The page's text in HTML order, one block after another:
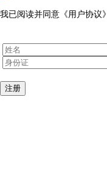
我已阅读并同意 《用户协议》
注册